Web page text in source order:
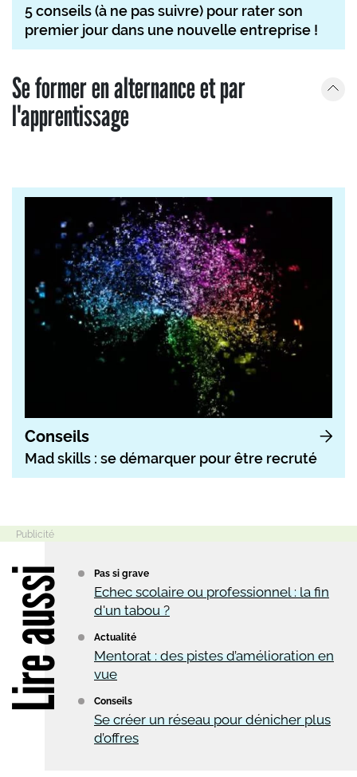
5 conseils (à ne pas suivre) pour rater son
premier jour dans une nouvelle entreprise !
Se former en alternance et par
l'apprentissage
Conseils
Mad skills : se démarquer pour être recruté
Pas si grave
Echec scolaire ou professionnel : la fin
d'un tabou ?
Actualité
Mentorat : des pistes d’amélioration en
vue
Conseils
Se créer un réseau pour dénicher plus
d’offres